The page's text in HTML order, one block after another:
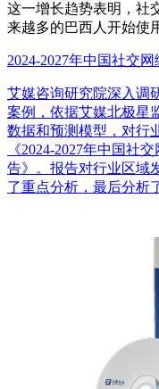
这一增长趋势表明，社
来越多的巴西人开始使
2024-2027年中国社交
艾媒咨询研究院深入调
案例，依据艾媒北极星
数据和预测模型，对行
《2024-2027年中国社
告》。报告对行业区域
了重点分析，最后分析